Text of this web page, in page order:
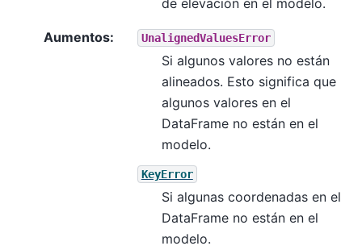
Aumentos: UnalignedValuesError
Si algunos valores no están
alineados. Esto significa que
algunos valores en el
DataFrame no están en el
modelo.
KeyError
Si algunas coordenadas en el
DataFrame no están en el
modelo.